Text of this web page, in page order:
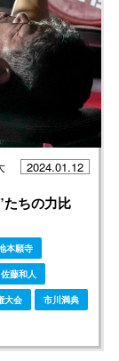
2024.01.12
ちの力比
本願寺
佐藤和人
大会 市川満典